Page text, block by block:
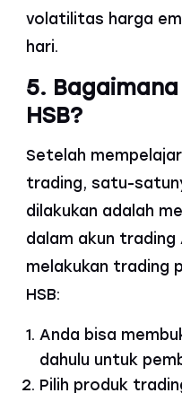
volatilitas harga
hari.
5.
HSB?
Setelah
trading, satu-
dilakukan adalah
dalam akun trading
melakukan trading
HSB:
Anda bisa
dahulu untuk
Pilih produk